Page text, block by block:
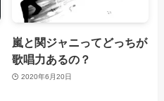
嵐と関ジャニってどっちが
歌唱力あるの？
2020年6月20日